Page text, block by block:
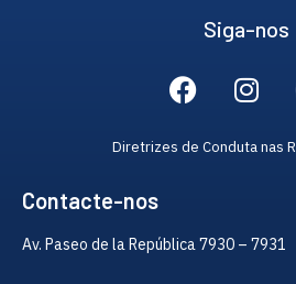
Siga-nos
Diretrizes de Conduta nas
Contacte-nos
Av. Paseo de la República 7930 – 7931